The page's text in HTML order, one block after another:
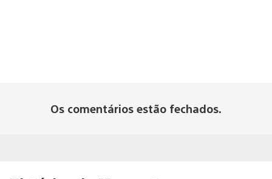
Os comentários estão fechados.